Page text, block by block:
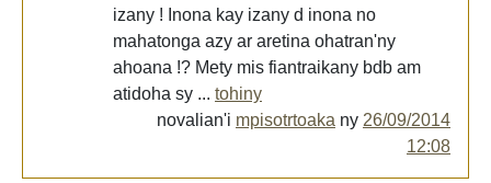
izany ! Inona kay izany d inona no
mahatonga azy ar aretina ohatran'ny
ahoana !? Mety mis fiantraikany bdb am
atidoha sy ... tohiny
novalian'i mpisotrtoaka ny 26/09/2014
12:08